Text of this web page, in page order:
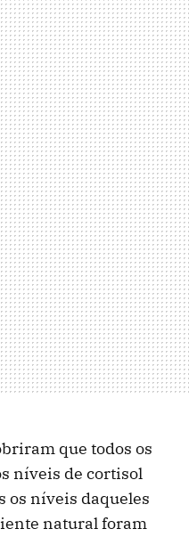
que todos os
níveis de cortisol
os níveis daqueles
natural foram